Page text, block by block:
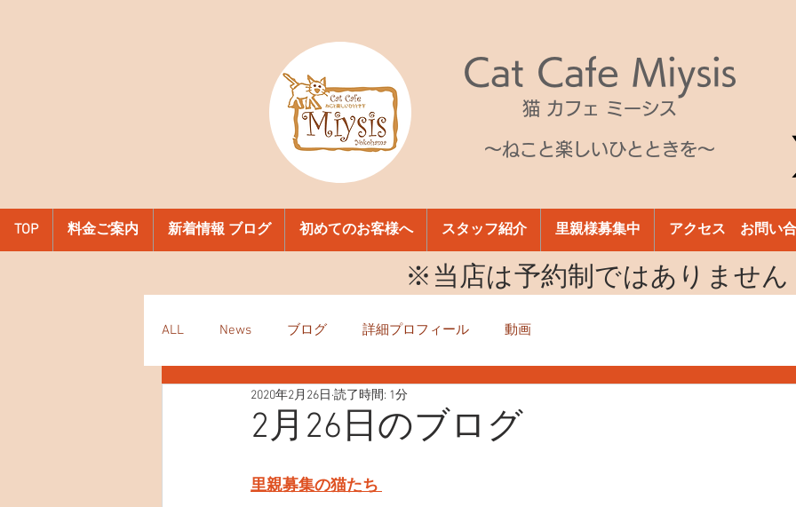
Cat Cafe Miysis
猫 カフェ ミーシス
～ねこと楽しいひとときを～
TOP 料金ご案内 新着情報 ブログ 初めてのお客様へ スタッフ紹介 里親様募集中 アクセス お問い
​※当店は予約制ではありません
ALL News ブログ 詳細プロフィール 動画
2月26日のブログ
2020年2月26日 読了時間: 1分
里親募集の猫たち